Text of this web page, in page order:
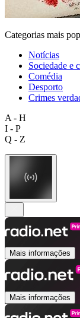
Categorias mais
Notícias
Sociedade e
Comédia
Desporto
Crimes
A - H
I - P
Q - Z
Mais informações
Mais informações